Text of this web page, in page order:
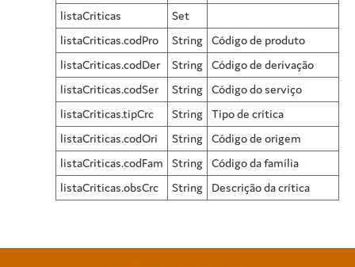
listaCriticas
Set
listaCriticas.codPro
String Código de produto
listaCriticas.codDer
String Código de derivação
listaCriticas.codSer
String Código do serviço
listaCriticas.tipCrc
String Tipo de crítica
listaCriticas.codOri
String Código de origem
listaCriticas.codFam
String Código da família
listaCriticas.obsCrc
String Descrição da crítica